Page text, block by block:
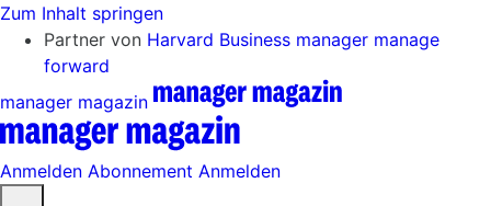
Zum Inhalt springen
Partner von Harvard Business manager manage
forward
manager magazin
Anmelden Abonnement Anmelden